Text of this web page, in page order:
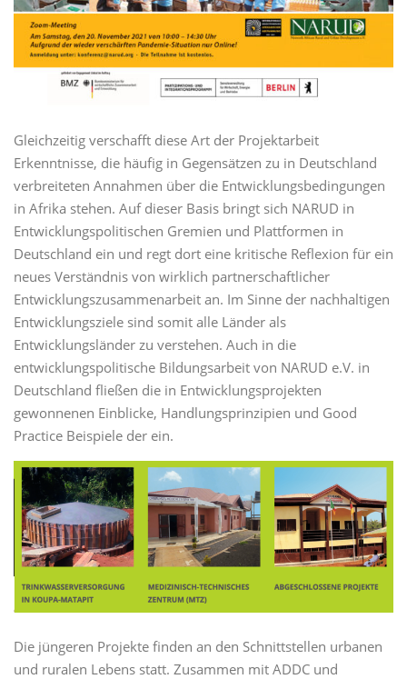
Gleichzeitig verschafft diese Art der Projektarbeit
Erkenntnisse, die häufig in Gegensätzen zu in Deutschland
verbreiteten Annahmen über die Entwicklungsbedingungen
in Afrika stehen. Auf dieser Basis bringt sich NARUD in
Entwicklungspolitischen Gremien und Plattformen in
Deutschland ein und regt dort eine kritische Reflexion für ein
neues Verständnis von wirklich partnerschaftlicher
Entwicklungszusammenarbeit an. Im Sinne der nachhaltigen
Entwicklungsziele sind somit alle Länder als
Entwicklungsländer zu verstehen. Auch in die
entwicklungspolitische Bildungsarbeit von NARUD e.V. in
Deutschland fließen die in Entwicklungsprojekten
gewonnenen Einblicke, Handlungsprinzipien und Good
Practice Beispiele der ein.
Die jüngeren Projekte finden an den Schnittstellen urbanen
und ruralen Lebens statt. Zusammen mit ADDC und